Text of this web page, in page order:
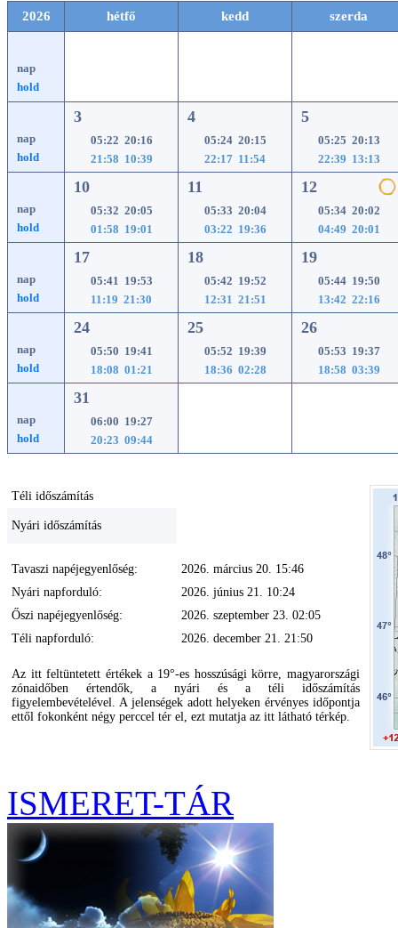
2026 hétfő kedd szerda
nap
hold
nap
hold
3
05:22 20:16
21:58 10:39
4
05:24 20:15
22:17 11:54
5
05:25 20:13
22:39 13:13
nap
hold
10
05:32 20:05
01:58 19:01
11
05:33 20:04
03:22 19:36
12
05:34 20:02
04:49 20:01
nap
hold
17
05:41 19:53
11:19 21:30
18
05:42 19:52
12:31 21:51
19
05:44 19:50
13:42 22:16
nap
hold
24
05:50 19:41
18:08 01:21
25
05:52 19:39
18:36 02:28
26
05:53 19:37
18:58 03:39
nap
hold
31
06:00 19:27
20:23 09:44
Téli időszámítás
Nyári időszámítás
Tavaszi napéjegyenlőség:
2026. március 20. 15:46
Nyári napforduló:
2026. június 21. 10:24
Őszi napéjegyenlőség:
2026. szeptember 23. 02:05
Téli napforduló:
2026. december 21. 21:50
Az itt feltüntetett értékek a 19°-es hosszúsági körre, magyarországi
zónaidőben értendők, a nyári és a téli időszámítás
figyelembevételével. A jelenségek adott helyeken érvényes időpontja
ettől fokonként négy perccel tér el, ezt mutatja az itt látható térkép.
ISMERET-TÁR